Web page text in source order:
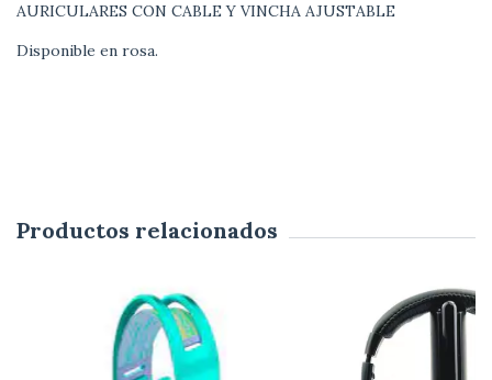
AURICULARES CON CABLE Y VINCHA AJUSTABLE
Disponible en rosa.
Productos relacionados